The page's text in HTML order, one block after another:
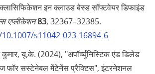
इन क्लाउड बेस्ड सॉफ्टवेयर डिफाइंड
एप्लीकेशन83, 32367–32385.
s11042-023-16894-6
कुमार, यू.के. (2024), "अपॉर्च्युनिस्टिक एंड डिलेड
फॉर सस्टेनेबल मेंटेनेंस प्रैक्टिस", इंटरनेशनल